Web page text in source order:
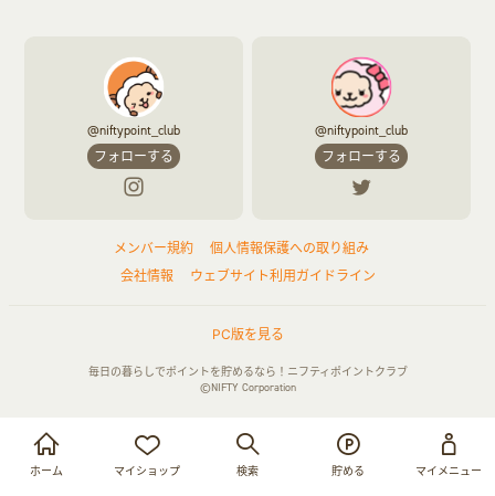
お買い物・サービス利用で貯める
ログイン
ホーム マイショップ 検索 貯める マイメニュー
お役立ち
赤ちゃん・こども・マタニティ
ふるさと納税
@niftypoint_club
フォローする
@niftypoint_club
フォローする
メンバー規約
個人情報保護への取り組み
会社情報
ウェブサイト利用ガイドライン
PC版を見る
毎日の暮らしでポイントを貯めるなら！ニフティポイントクラブ
©NIFTY Corporation